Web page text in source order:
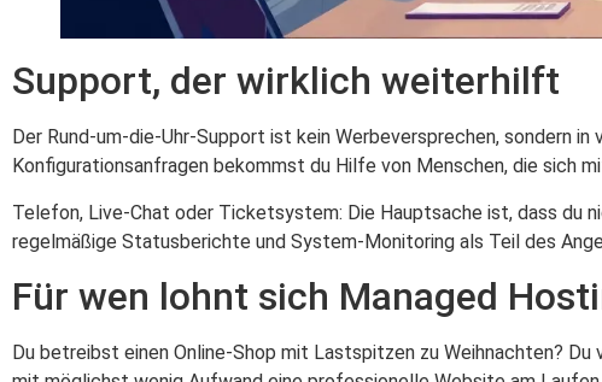
Support, der wirklich weiterhilft
Der Rund-um-die-Uhr-Support ist kein Werbeversprechen, sondern in
Konfigurationsanfragen bekommst du Hilfe von Menschen, die sich
Telefon, Live-Chat oder Ticketsystem: Die Hauptsache ist, dass du
regelmäßige Statusberichte und System-Monitoring als Teil des
Für wen lohnt sich Managed
Du betreibst einen Online-Shop mit Lastspitzen zu Weihnachten?